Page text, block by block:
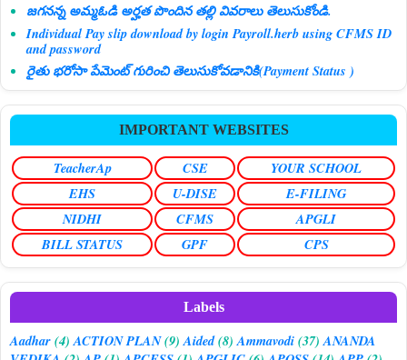
జగనన్న అమ్మఓడి అర్హత పొందిన తల్లి వివరాలు తెలుసుకోండి.
Individual Pay slip download by login Payroll.herb using CFMS ID
and password
రైతు భరోసా పేమెంట్ గురించి తెలుసుకోవడానికి(Payment Status )
IMPORTANT WEBSITES
TeacherAp CSE
YOUR SCHOOL
EHS
U-DISE
E-FILING
NIDHI
CFMS
APGLI
BILL STATUS
GPF CPS
Labels
Aadhar(4) ACTION PLAN(9) Aided(8) Ammavodi(37) ANANDA